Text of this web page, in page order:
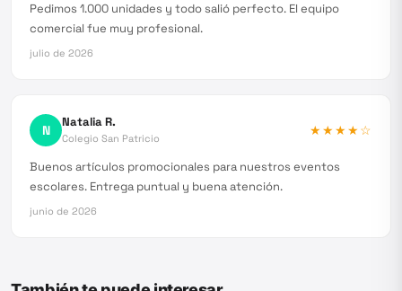
Pedimos 1.000 unidades y todo salió perfecto. El equipo
comercial fue muy profesional.
julio de 2026
N Natalia R.
Colegio San Patricio
★★★★☆
Buenos artículos promocionales para nuestros eventos
escolares. Entrega puntual y buena atención.
junio de 2026